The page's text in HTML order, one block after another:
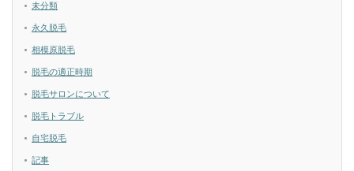
未分類
永久脱毛
相模原脱毛
脱毛の適正時期
脱毛サロンについて
脱毛トラブル
自宅脱毛
記事